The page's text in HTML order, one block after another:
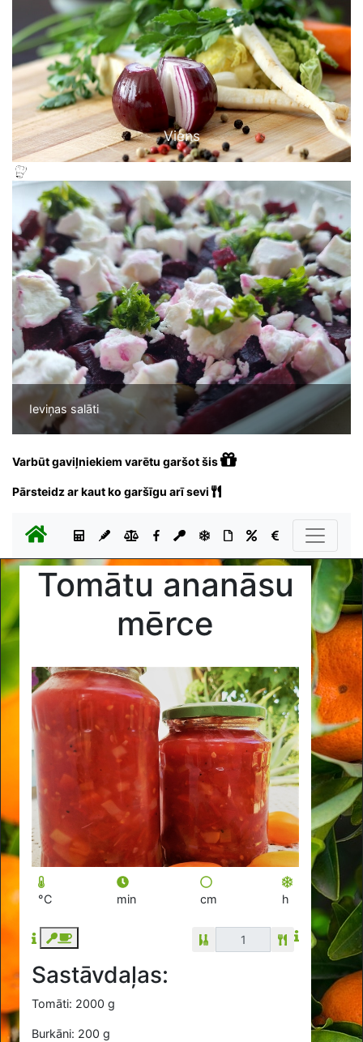
Viens
Ieviņas salāti
Varbūt gaviļniekiem varētu garšot šis
Pārsteidz ar kaut ko garšīgu arī sevi
Tomātu ananāsu
mērce
°C min cm h
Sastāvdaļas:
Tomāti: 2000 g
Burkāni: 200 g